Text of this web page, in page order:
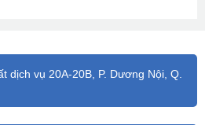
dịch vụ 20A-20B, P. Dương Nội, Q.